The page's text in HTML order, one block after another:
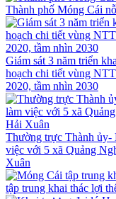
Thành phố Móng Cái
Giám sát 3 năm triển
hoạch chi tiết vùng
2020, tầm nhìn 2030
Thường trực Thành
việc với 5 xã Quảng
Xuân
tập trung khai thác lợi